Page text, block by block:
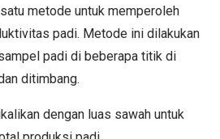
metode untuk memperoleh
padi. Metode ini dilakukan
padi di beberapa titik di
ditimbang.
dengan luas sawah untuk